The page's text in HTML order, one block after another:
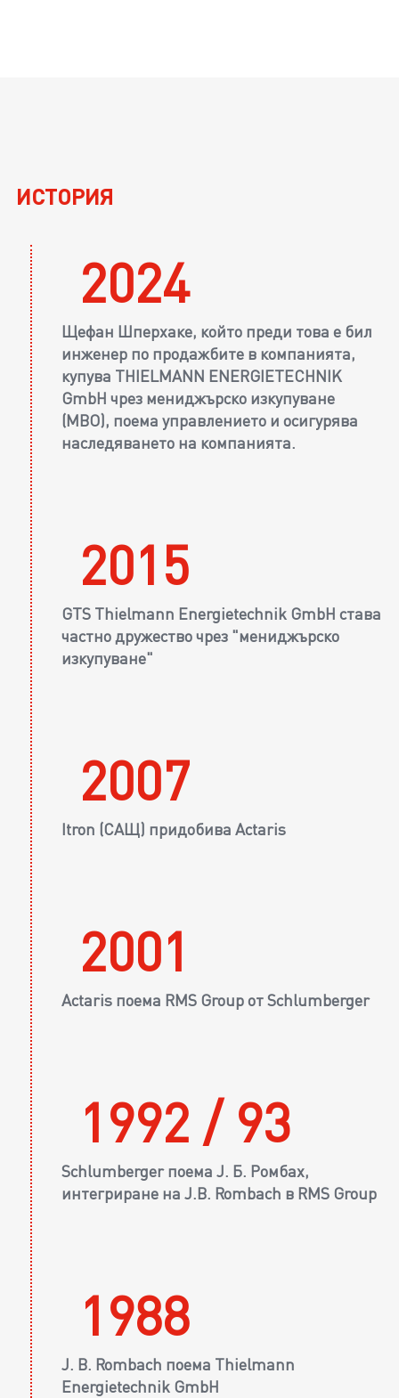
ИСТОРИЯ
2024
Щефан Шперхаке, който преди това е бил
инженер по продажбите в компанията,
купува THIELMANN ENERGIETECHNIK
GmbH чрез мениджърско изкупуване
(MBO), поема управлението и осигурява
наследяването на компанията.
2015
GTS Thielmann Energietechnik GmbH става
частно дружество чрез "мениджърско
изкупуване"
2007
Itron (САЩ) придобива Actaris
2001
Actaris поема RMS Group от Schlumberger
1992 / 93
Schlumberger поема J. Б. Ромбах,
интегриране на J.B. Rombach в RMS Group
1988
J. B. Rombach поема Thielmann
Energietechnik GmbH